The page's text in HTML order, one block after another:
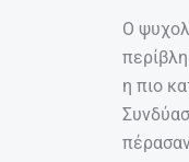
O
η πιο